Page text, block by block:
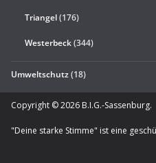
Triangel(176)
Westerbeck(344)
Umweltschutz(18)
Copyright © 2026 B.I.G.-Sassenburg.
"Deine starke Stimme" ist eine